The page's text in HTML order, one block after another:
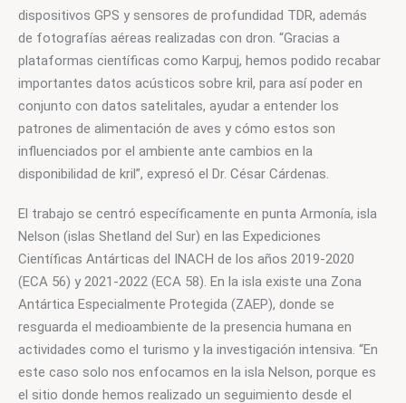
dispositivos GPS y sensores de profundidad TDR, además
de fotografías aéreas realizadas con dron. “Gracias a
plataformas científicas como Karpuj, hemos podido recabar
importantes datos acústicos sobre kril, para así poder en
conjunto con datos satelitales, ayudar a entender los
patrones de alimentación de aves y cómo estos son
influenciados por el ambiente ante cambios en la
disponibilidad de kril”, expresó el Dr. César Cárdenas.
El trabajo se centró específicamente en punta Armonía, isla
Nelson (islas Shetland del Sur) en las Expediciones
Científicas Antárticas del INACH de los años 2019-2020
(ECA 56) y 2021-2022 (ECA 58). En la isla existe una Zona
Antártica Especialmente Protegida (ZAEP), donde se
resguarda el medioambiente de la presencia humana en
actividades como el turismo y la investigación intensiva. “En
este caso solo nos enfocamos en la isla Nelson, porque es
el sitio donde hemos realizado un seguimiento desde el